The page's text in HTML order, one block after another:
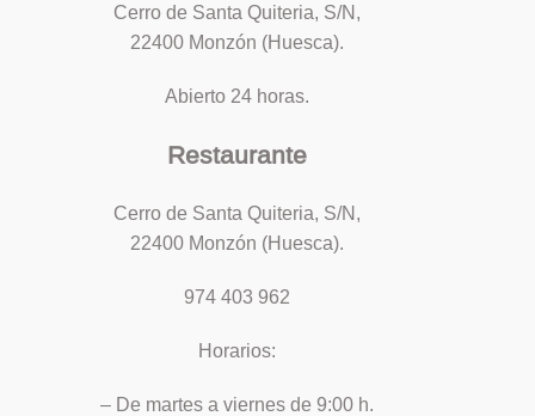
Cerro de Santa Quiteria, S/N,
22400 Monzón (Huesca).
Abierto 24 horas.
Restaurante
Cerro de Santa Quiteria, S/N,
22400 Monzón (Huesca).
974 403 962
Horarios:
– De martes a viernes de 9:00 h.